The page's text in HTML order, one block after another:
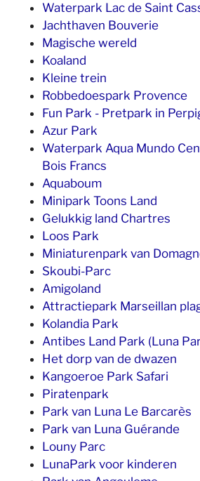
Waterpark Lac de Saint
Jachthaven Bouverie
Magische wereld
Koaland
Kleine trein
Robbedoespark Provence
Fun Park - Pretpark in
Azur Park
Waterpark Aqua Mundo
Bois Francs
Aquaboum
Minipark Toons Land
Gelukkig land Chartres
Loos Park
Miniaturenpark van
Skoubi-Parc
Amigoland
Attractiepark Marseillan
Kolandia Park
Antibes Land Park (Luna
Het dorp van de dwazen
Kangoeroe Park Safari
Piratenpark
Park van Luna Le Barcarès
Park van Luna Guérande
Louny Parc
LunaPark voor kinderen